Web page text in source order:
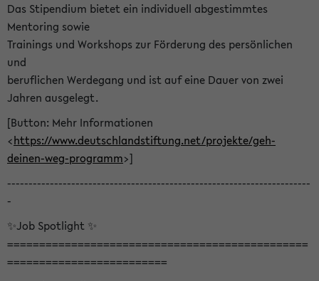
Das Stipendium bietet ein individuell abgestimmtes
Mentoring sowie
Trainings und Workshops zur Förderung des persönlichen
und
beruflichen Werdegang und ist auf eine Dauer von zwei
Jahren ausgelegt.
[Button: Mehr Informationen
<https://www.deutschlandstiftung.net/projekte/geh-
deinen-weg-programm>]
-----------------------------------------------------------------------
-
✨Job Spotlight ✨
===============================================
=========================